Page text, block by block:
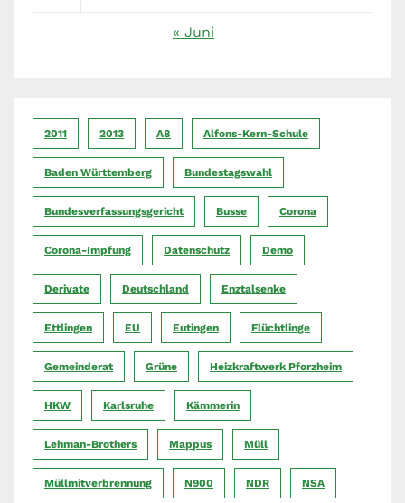
« Juni
2011 2013 A8 Alfons-Kern-Schule
Baden Württemberg Bundestagswahl
Bundesverfassungsgericht Busse Corona
Corona-Impfung Datenschutz Demo
Derivate Deutschland Enztalsenke
Ettlingen EU Eutingen Flüchtlinge
Gemeinderat Grüne Heizkraftwerk Pforzheim
HKW Karlsruhe Kämmerin
Lehman-Brothers Mappus Müll
Müllmitverbrennung N900 NDR NSA